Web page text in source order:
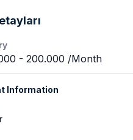
- 200.000 /Month
Information